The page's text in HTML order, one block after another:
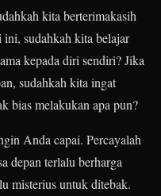
kita berterimakasih
ini, sudahkah kita belajar
kepada diri sendiri? Jika
sudahkah kita ingat
bias melakukan apa pun?
Anda capai. Percayalah
depan terlalu berharga
misterius untuk ditebak.